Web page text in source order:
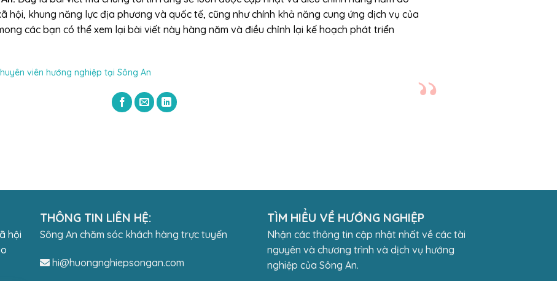
hội, khung năng lực địa phương và quốc tế, cũng như chính khả năng cung ứng dịch vụ của
các bạn có thể xem lại bài viết này hàng năm và điều chỉnh lại kế hoạch phát triển
viên hướng nghiệp tại Sông An
hội
THÔNG TIN LIÊN HỆ:
Sông An chăm sóc khách hàng trực tuyến
hi@huongnghiepsongan.com
TÌM HIỂU VỀ HƯỚNG NGHIỆP
Nhận các thông tin cập nhật nhất về các tài
nguyên và chương trình và dịch vụ hướng
nghiệp của Sông An.